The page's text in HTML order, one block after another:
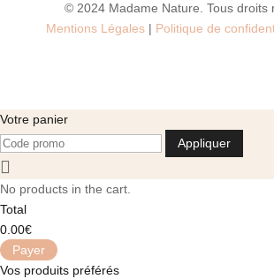
© 2024 Madame Nature. Tous droits
Mentions Légales | Politique de
Votre panier
Appliquer
No products in the cart.
Total
0.00€
Payer
Vos produits préférés